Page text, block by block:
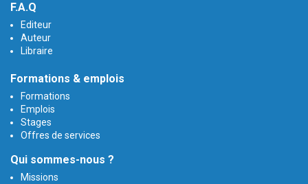
F.A.Q
Editeur
Auteur
Libraire
Formations & emplois
Formations
Emplois
Stages
Offres de services
Qui sommes-nous ?
Missions